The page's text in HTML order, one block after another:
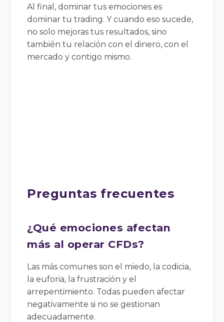
Al final, dominar tus emociones es
dominar tu trading. Y cuando eso sucede,
no solo mejoras tus resultados, sino
también tu relación con el dinero, con el
mercado y contigo mismo.
Preguntas frecuentes
¿Qué emociones afectan
más al operar CFDs?
Las más comunes son el miedo, la codicia,
la euforia, la frustración y el
arrepentimiento. Todas pueden afectar
negativamente si no se gestionan
adecuadamente.